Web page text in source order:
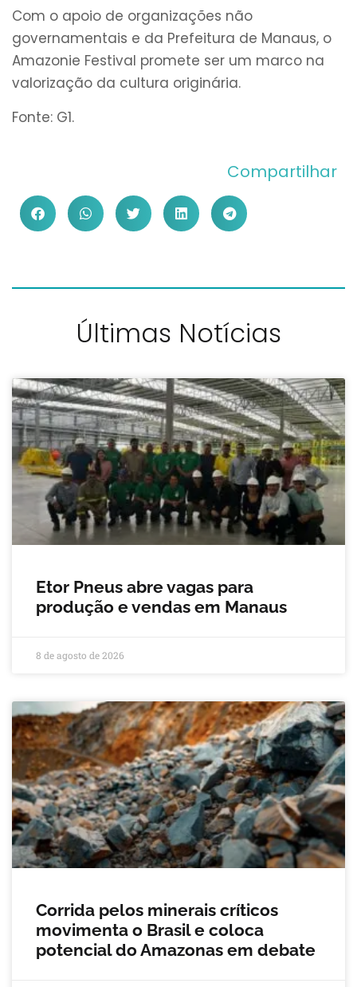
Com o apoio de organizações não
governamentais e da Prefeitura de Manaus, o
Amazonie Festival promete ser um marco na
valorização da cultura originária.
Fonte: G1.
Compartilhar
Últimas Notícias
Etor Pneus abre vagas para
produção e vendas em Manaus
8 de agosto de 2026
Corrida pelos minerais críticos
movimenta o Brasil e coloca
potencial do Amazonas em debate